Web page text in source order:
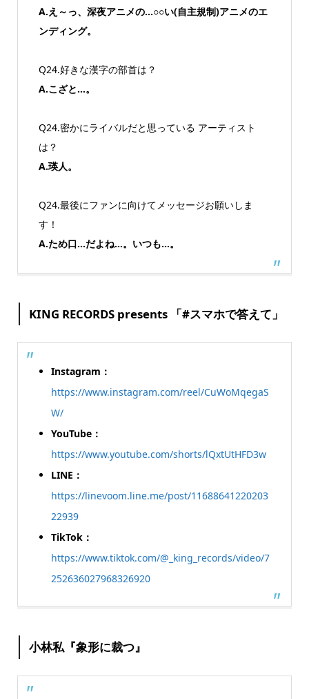
A.え～っ、深夜アニメの…○○い(自主規制)アニメのエ
ンディング。
Q24.好きな漢字の部首は？
A.こざと…。
Q24.密かにライバルだと思っている アーティスト
は？
A.瑛人。
Q24.最後にファンに向けてメッセージお願いしま
す！
A.ため口…だよね…。いつも…。
KING RECORDS presents 「#スマホで答えて」
Instagram：
https://www.instagram.com/reel/CuWoMqegaS
W/
YouTube：
https://www.youtube.com/shorts/lQxtUtHFD3w
LINE：
https://linevoom.line.me/post/11688641220203
22939
TikTok：
https://www.tiktok.com/@_king_records/video/7
252636027968326920
小林私『象形に裁つ』